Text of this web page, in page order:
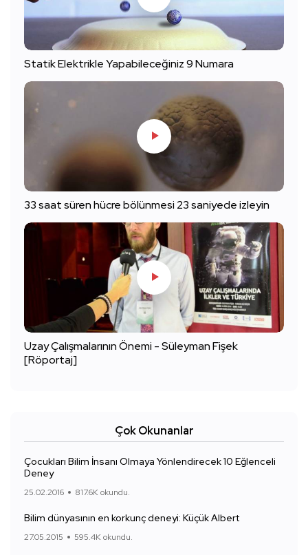
Statik Elektrikle Yapabileceğiniz 9 Numara
33 saat süren hücre bölünmesi 23 saniyede izleyin
Uzay Çalışmalarının Önemi - Süleyman Fişek
[Röportaj]
Çok Okunanlar
Çocukları Bilim İnsanı Olmaya Yönlendirecek 10 Eğlenceli
Deney
25.02.2016 817.6K okundu.
Bilim dünyasının en korkunç deneyi: Küçük Albert
27.05.2015 595.4K okundu.